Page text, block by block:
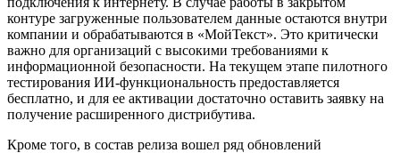
контуре загруженные пользователем данные остаются внутри
компании и обрабатываются в «МойТекст». Это критически
важно для организаций с высокими требованиями к
информационной безопасности. На текущем этапе пилотного
тестирования ИИ-функциональность предоставляется
бесплатно, и для ее активации достаточно оставить заявку на
получение расширенного дистрибутива.
Кроме того, в состав релиза вошел ряд обновлений